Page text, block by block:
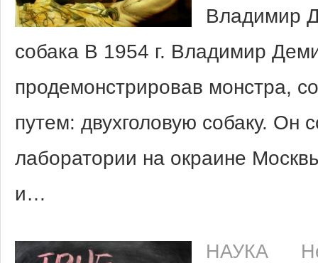
Владимир
собака В 1954 г. Владимир
продемонстрировав монстра,
путем: двухголовую собаку. Он
лаборатории на окраине
и…
НАУКА